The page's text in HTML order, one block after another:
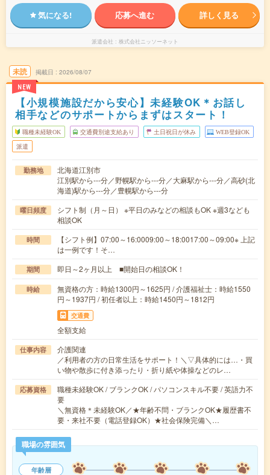
気になる! 応募へ進む 詳しく見る
派遣会社 株式会社ニッソーネット
未読
NEW
掲載日 2026/08/07
【小規模施設だから安心】未経験OK＊お話し
相手などのサポートからまずはスタート！
職種未経験OK 交通費別途支給あり 土日祝日が休み WEB登録OK
派遣
勤務地
北海道江別市
江別駅から---分／野幌駅から---分／大麻駅から---分／高砂(北
海道)駅から---分／豊幌駅から---分
曜日頻度
シフト制（月～日） ※平日のみなどの相談もOK ※週3なども
相談OK
時間
【シフト例】07:00～16:0009:00～18:0017:00～09:00※ 上記
は一例です！そ…
期間 即日～2ヶ月以上 ■開始日の相談OK！
時給
無資格の方：時給1300円～1625円 / 介護福祉士：時給1550
円～1937円 / 初任者以上：時給1450円～1812円
交通費
全額支給
仕事内容
介護関連
／利用者の方の日常生活をサポート！＼▽具体的には…・買
い物や散歩に付き添ったり・折り紙や体操などのレ…
応募資格
職種未経験OK / ブランクOK / パソコンスキル不要 / 英語力不
要
＼無資格＊未経験OK／★年齢不問・ブランクOK★履歴書不
要・来社不要（電話登録OK）★社会保険完備＼…
職場の雰囲気
年齢層